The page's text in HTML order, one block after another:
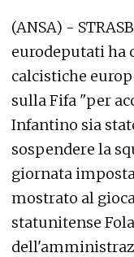
(ANSA) -
eurodeputati ha
calcistiche
sulla Fifa "per
Infantino sia
sospendere la
giornata
mostrato al
statunitense